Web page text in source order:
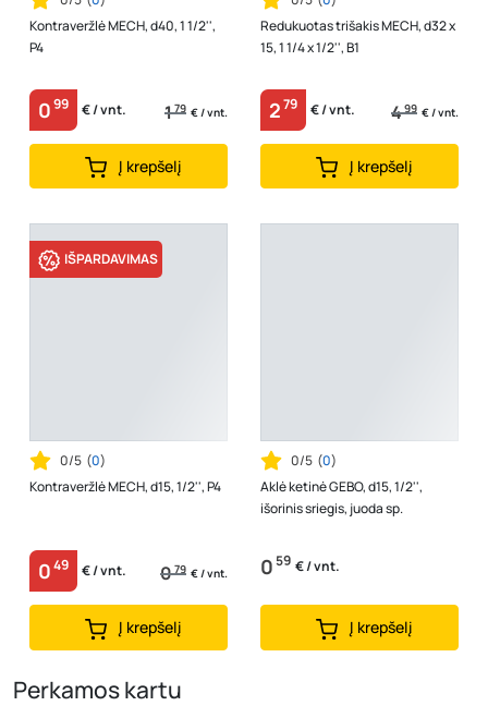
Kontraveržlė MECH, d40, 1 1/2'',
P4
099 € / vnt. 179 € / vnt.
Į krepšelį
Redukuotas trišakis MECH, d32 x
15, 1 1/4 x 1/2'', B1
279 € / vnt. 499 € / vnt.
Į krepšelį
IŠPARDAVIMAS
0/5 (0)
Kontraveržlė MECH, d15, 1/2'', P4
049 € / vnt. 079 € / vnt.
Į krepšelį
0/5 (0)
Aklė ketinė GEBO, d15, 1/2'',
išorinis sriegis, juoda sp.
059 € / vnt.
Į krepšelį
Perkamos kartu